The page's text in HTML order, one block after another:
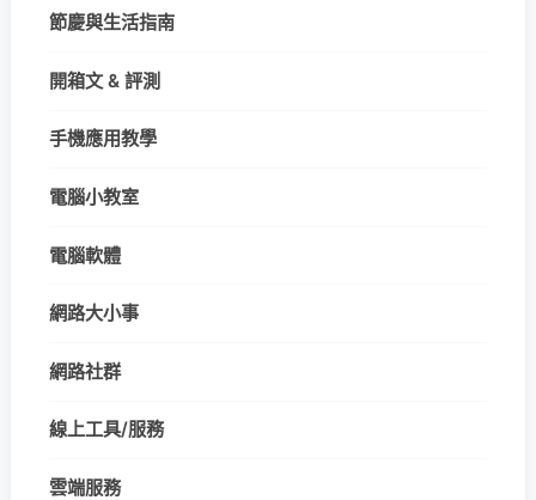
節慶與生活指南
開箱文 & 評測
手機應用教學
電腦小教室
電腦軟體
網路大小事
網路社群
線上工具/服務
雲端服務